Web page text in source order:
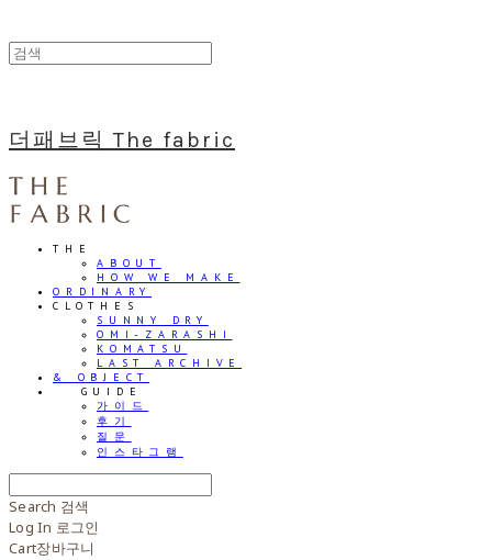
더패브릭 The fabric
THE
ABOUT
HOW WE MAKE
ORDINARY
CLOTHES
SUNNY DRY
OMI-ZARASHI
KOMATSU
LAST ARCHIVE
& OBJECT
⠀⠀GUIDE
가이드
후기
질문
인스타그램
Search 검색
Log In 로그인
Cart장바구니